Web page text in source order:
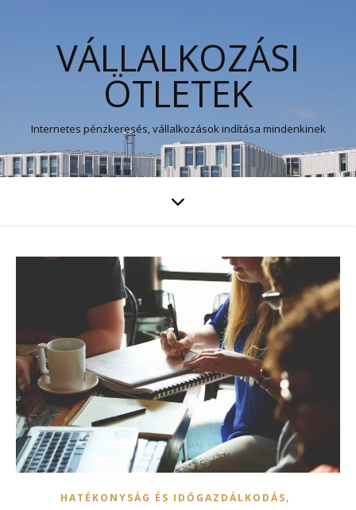
VÁLLALKOZÁSI
ÖTLETEK
Internetes pénzkeresés, vállalkozások indítása mindenkinek
HATÉKONYSÁG ÉS IDŐGAZDÁLKODÁS,